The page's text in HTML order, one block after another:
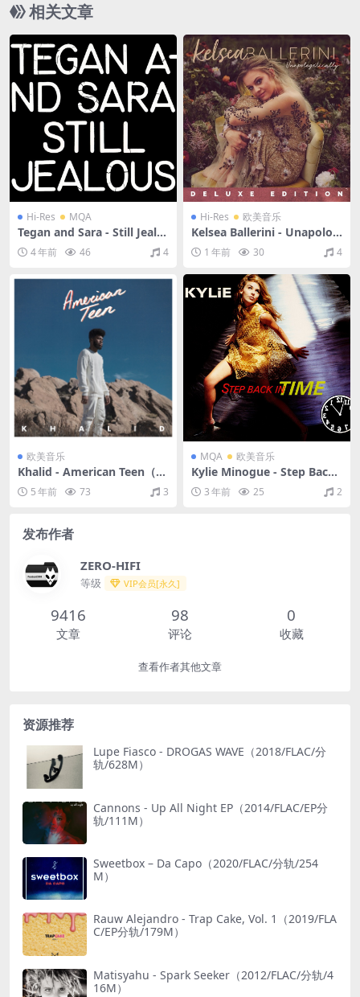
相关文章
Hi-Res MQA
Tegan and Sara - Still Jealo
us（2022/FLAC/分轨/474
M）(MQA/24bit/48kHz)
4 年前 46 4
Hi-Res 欧美音乐
Kelsea Ballerini - Unapolog
etically (Deluxe Edition)（2
018/FLAC/分轨/595M）(24b
it/44.1kHz)
1 年前 30 4
欧美音乐
Khalid - American Teen（20
17/FLAC/分轨/324M）
5 年前 73 3
MQA 欧美音乐
Kylie Minogue - Step Back i
n Time（1990/FLAC/分轨/2
81M）(MQA/16bit/44.1kH
3 年前 25 2
发布作者
ZERO-HIFI
等级 VIP会员[永久]
9416
文章
98
评论
0
收藏
查看作者其他文章
资源推荐
Lupe Fiasco - DROGAS WAVE（2018/FLAC/分
轨/628M）
Cannons - Up All Night EP（2014/FLAC/EP分
轨/111M）
Sweetbox – Da Capo（2020/FLAC/分轨/254
M）
Rauw Alejandro - Trap Cake, Vol. 1（2019/FLA
C/EP分轨/179M）
Matisyahu - Spark Seeker（2012/FLAC/分轨/4
16M）